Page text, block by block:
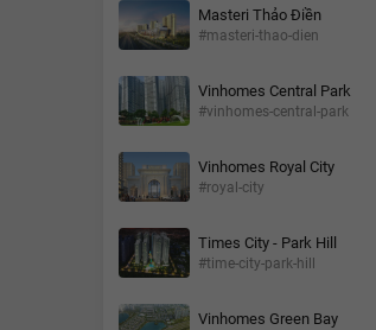
Masteri Thảo Điền
#masteri-thao-dien
Vinhomes Central Park
#vinhomes-central-park
Vinhomes Royal City
#royal-city
Times City - Park Hill
#time-city-park-hill
Vinhomes Green Bay